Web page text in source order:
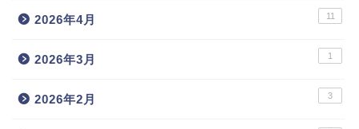
2026年4月 11
2026年3月 1
2026年2月 3